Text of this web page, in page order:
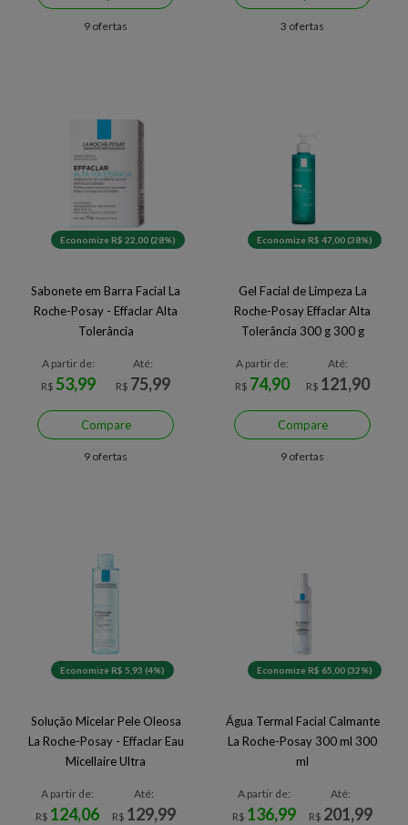
9 ofertas 3 ofertas
Economize R$ 22,00 (28%)
Sabonete em Barra Facial La
Roche-Posay - Effaclar Alta
Tolerância
A partir de:
R$53,99
Até:
R$ 75,99
Compare
9 ofertas
Economize R$ 47,00 (38%)
Gel Facial de Limpeza La
Roche-Posay Effaclar Alta
Tolerância 300 g 300 g
A partir de:
R$ 74,90
Até:
R$ 121,90
Compare
9 ofertas
Economize R$ 5,93 (4%)
Solução Micelar Pele Oleosa
La Roche-Posay - Effaclar Eau
Micellaire Ultra
A partir de:
R$ 124,06
Até:
R$ 129,99
Economize R$ 65,00 (32%)
Água Termal Facial Calmante
La Roche-Posay 300 ml 300
ml
A partir de:
R$ 136,99
Até:
R$ 201,99